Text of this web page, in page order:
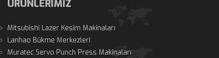
ÜRÜNLERIMIZ
Mitsubishi Lazer Kesim Makinaları
Lanhao Bükme Merkezleri
Muratec Servo Punch Press Makinaları